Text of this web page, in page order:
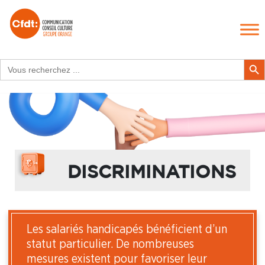
for:
Search
DISCRIMINATIONS
Les salariés handicapés bénéficient d’un
statut particulier. De nombreuses
mesures existent pour favoriser leur